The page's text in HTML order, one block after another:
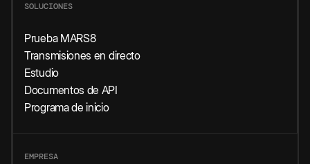
SOLUCIONES
Prueba MARS8
Transmisiones en directo
Estudio
Documentos de API
Programa de inicio
EMPRESA